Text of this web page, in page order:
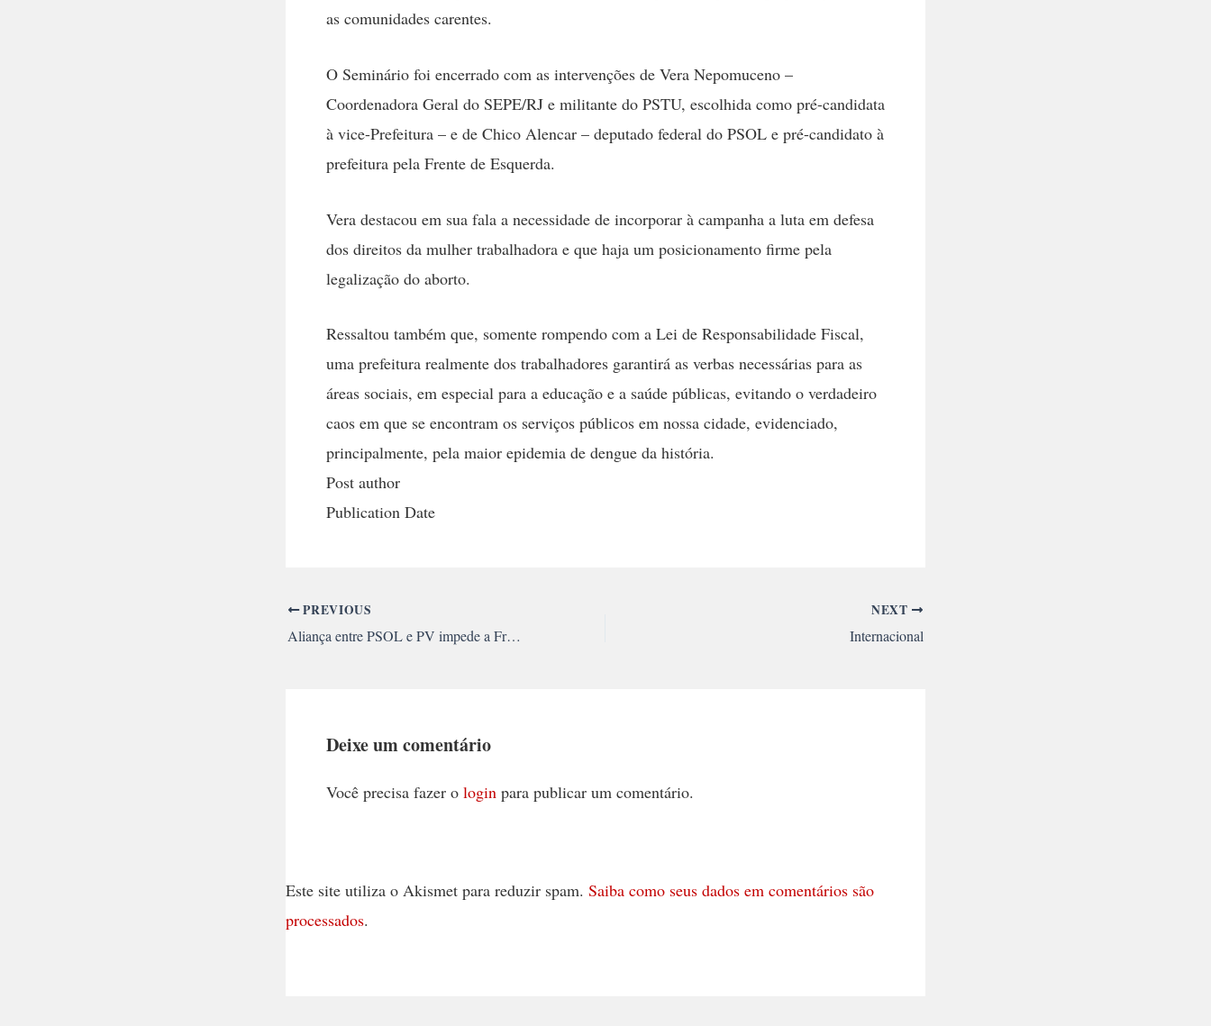
as comunidades carentes.
O Seminário foi encerrado com as intervenções de Vera Nepomuceno –
Coordenadora Geral do SEPE/RJ e militante do PSTU, escolhida como pré-candidata
à vice-Prefeitura – e de Chico Alencar – deputado federal do PSOL e pré-candidato à
prefeitura pela Frente de Esquerda.
Vera destacou em sua fala a necessidade de incorporar à campanha a luta em defesa
dos direitos da mulher trabalhadora e que haja um posicionamento firme pela
legalização do aborto.
Ressaltou também que, somente rompendo com a Lei de Responsabilidade Fiscal,
uma prefeitura realmente dos trabalhadores garantirá as verbas necessárias para as
áreas sociais, em especial para a educação e a saúde públicas, evitando o verdadeiro
caos em que se encontram os serviços públicos em nossa cidade, evidenciado,
principalmente, pela maior epidemia de dengue da história.
Post author
Publication Date
PREVIOUS
Aliança entre PSOL e PV impede a Frente de Esquerda em Porto Alegre
NEXT
Internacional
Deixe um comentário
Você precisa fazer o login para publicar um comentário.
Este site utiliza o Akismet para reduzir spam. Saiba como seus dados em comentários são
processados.